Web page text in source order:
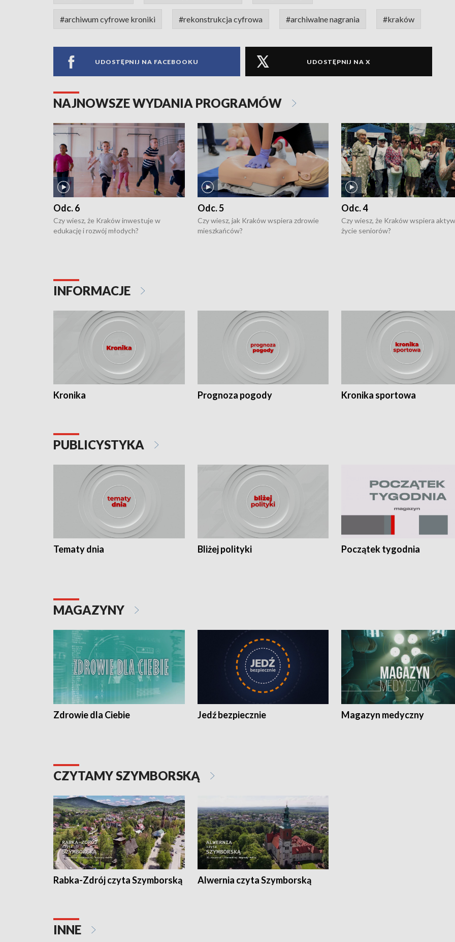
#archiwum cyfrowe kroniki #rekonstrukcja cyfrowa #archiwalne nagrania #kraków
UDOSTĘPNIJ NA FACEBOOKU UDOSTĘPNIJ NA X
NAJNOWSZE WYDANIA PROGRAMÓW
Odc. 6
Czy wiesz, że Kraków inwestuje w
edukację i rozwój młodych?
Odc. 5
Czy wiesz, jak Kraków wspiera zdrowie
mieszkańców?
Odc. 4
Czy wiesz, że Kraków wspiera
życie seniorów?
INFORMACJE
Kronika Prognoza pogody Kronika sportowa
PUBLICYSTYKA
Tematy dnia Bliżej polityki Początek tygodnia
MAGAZYNY
Zdrowie dla Ciebie Jedź bezpiecznie Magazyn medyczny
CZYTAMY SZYMBORSKĄ
Rabka-Zdrój czyta Szymborską Alwernia czyta Szymborską
INNE